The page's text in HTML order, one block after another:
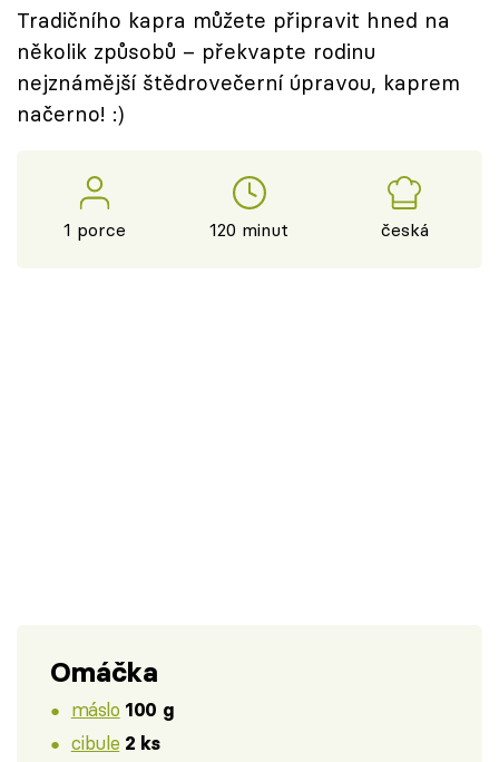
Sledujte prima+
Přihlášení
Sledujte nás
Tradičního kapra můžete připravit hned na
několik způsobů – překvapte rodinu
nejznámější štědrovečerní úpravou, kaprem
načerno! :)
1 porce 120 minut česká
Omáčka
máslo 100 g
cibule 2 ks